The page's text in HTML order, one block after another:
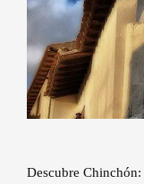
Descubre Chinchón: